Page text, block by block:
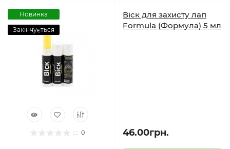
Новинка
Закінчується
0
Віск для захисту лап
Formula (Формула) 5 мл
46.00грн.